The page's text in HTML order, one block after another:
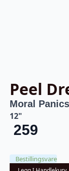
Peel
Moral Panics
12"
259
Bestillingsvare